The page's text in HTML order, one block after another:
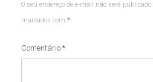
O seu endereço de e-mail não será publicado.
marcados com *
Comentário *